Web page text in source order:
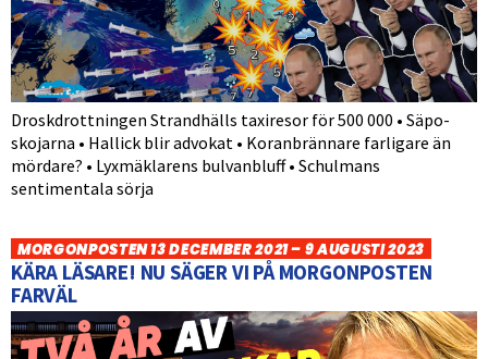
Droskdrottningen Strandhälls taxiresor för 500 000 • Säpo-
skojarna • Hallick blir advokat • Koranbrännare farligare än
mördare? • Lyxmäklarens bulvanbluff • Schulmans
sentimentala sörja
MORGONPOSTEN 13 DECEMBER 2021 – 9 AUGUSTI 2023
KÄRA LÄSARE! NU SÄGER VI PÅ MORGONPOSTEN
FARVÄL